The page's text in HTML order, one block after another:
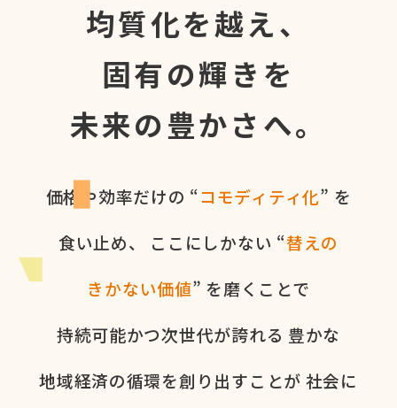
均質化を越え、
固有の輝きを
未来の豊かさへ。
価格や​効率だけの​ “コモディティ化” を​
食い​止め、
ここに​しかない​ “替えの​
きかない​価値” を​磨く​ことで
持続可能かつ次世代が​誇れる 豊かな​
地域経済の​循環を​創り出すことが 社会に​